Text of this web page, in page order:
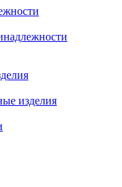
изделия